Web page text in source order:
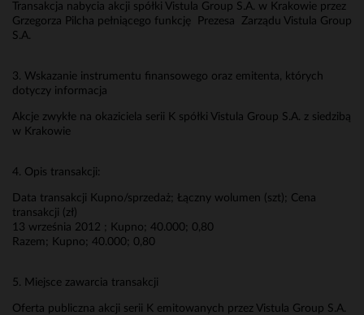
Transakcja nabycia akcji spółki Vistula Group S.A. w Krakowie przez
Grzegorza Pilcha pełniącego funkcję Prezesa Zarządu Vistula Group
S.A.
3. Wskazanie instrumentu finansowego oraz emitenta, których
dotyczy informacja
Akcje zwykłe na okaziciela serii K spółki Vistula Group S.A. z siedzibą
w Krakowie
4. Opis transakcji:
Data transakcji Kupno/sprzedaż; Łączny wolumen (szt); Cena
transakcji (zł)
13 września 2012 ; Kupno; 40.000; 0,80
Razem; Kupno; 40.000; 0,80
5. Miejsce zawarcia transakcji
Oferta publiczna akcji serii K emitowanych przez Vistula Group S.A.